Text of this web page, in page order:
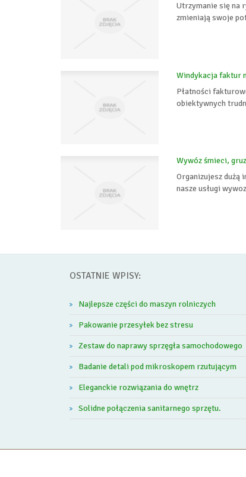
Utrzymanie się na
zmieniają swoje
Windykacja faktur
Płatności
obiektywnych
Wywóz śmieci,
Organizujesz dużą
nasze usługi
OSTATNIE WPISY:
Najlepsze części do maszyn rolniczych
Pakowanie przesyłek bez stresu
Zestaw do naprawy sprzęgła samochodowego
Badanie detali pod mikroskopem rzutującym
Eleganckie rozwiązania do wnętrz
Solidne połączenia sanitarnego sprzętu.